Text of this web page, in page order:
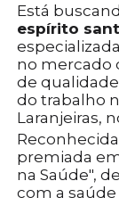
Está
espírito
no mercado
de
do trabalho
Laranjeiras,
premiada
na Saúde",
com a